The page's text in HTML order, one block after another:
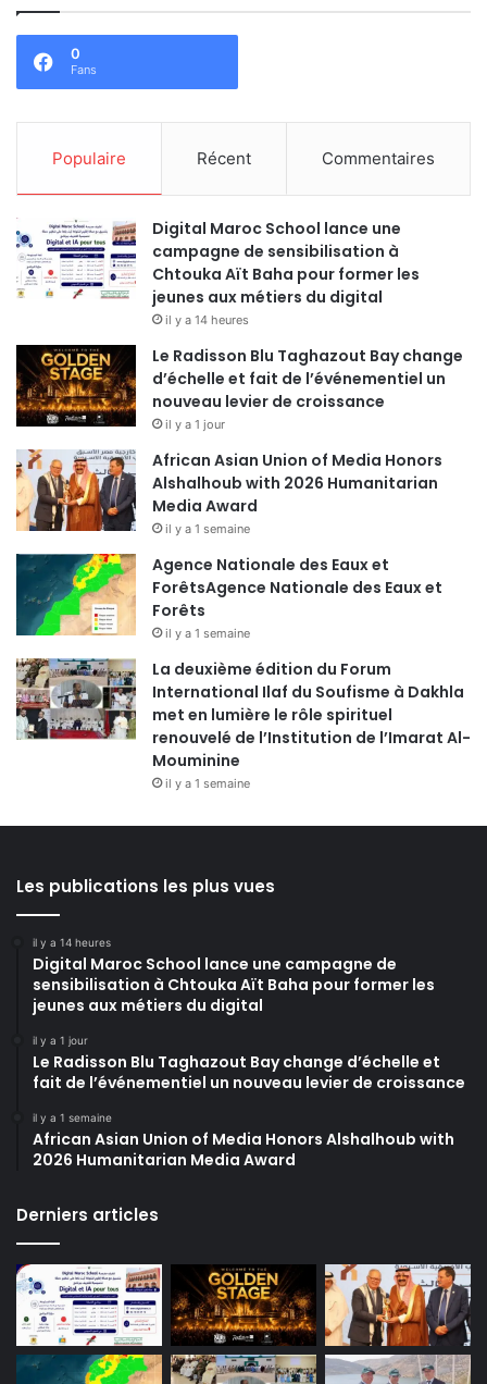
0
Fans
Populaire Récent Commentaires
Digital Maroc School lance une
campagne de sensibilisation à
Chtouka Aït Baha pour former les
jeunes aux métiers du digital
il y a 14 heures
Le Radisson Blu Taghazout Bay change
d’échelle et fait de l’événementiel un
nouveau levier de croissance
il y a 1 jour
African Asian Union of Media Honors
Alshalhoub with 2026 Humanitarian
Media Award
il y a 1 semaine
Agence Nationale des Eaux et
ForêtsAgence Nationale des Eaux et
Forêts
il y a 1 semaine
La deuxième édition du Forum
International Ilaf du Soufisme à Dakhla
met en lumière le rôle spirituel
renouvelé de l’Institution de l’Imarat Al-
Mouminine
il y a 1 semaine
Les publications les plus vues
il y a 14 heures
Digital Maroc School lance une campagne de
sensibilisation à Chtouka Aït Baha pour former les
jeunes aux métiers du digital
il y a 1 jour
Le Radisson Blu Taghazout Bay change d’échelle et
fait de l’événementiel un nouveau levier de croissance
il y a 1 semaine
African Asian Union of Media Honors Alshalhoub with
2026 Humanitarian Media Award
Derniers articles